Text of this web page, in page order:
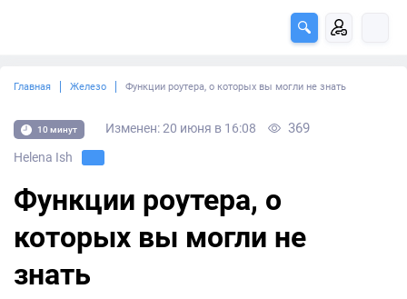
Главная Железо Функции роутера, о которых вы могли не знать
10 минут Изменен: 20 июня в 16:08 369
Helena Ish
Функции роутера, о
которых вы могли не
знать